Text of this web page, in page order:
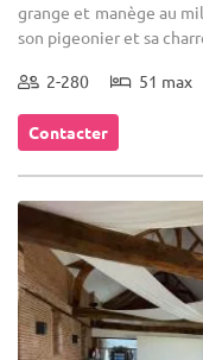
grange et manège au
son pigeonier et sa
2-280 51 max
Contacter